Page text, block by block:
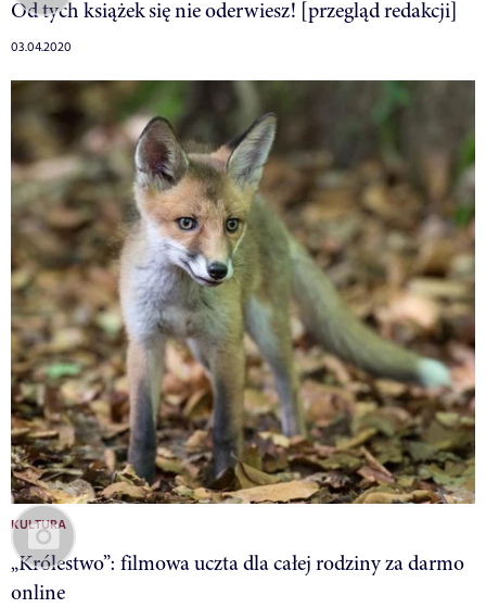
Od tych książek się nie oderwiesz! [przegląd redakcji]
03.04.2020
KULTURA
„Królestwo”: filmowa uczta dla całej rodziny za darmo
online